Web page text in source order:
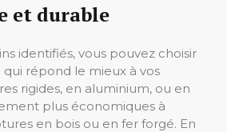
et durable
identifiés, vous pouvez choisir
répond le mieux à vos
rigides, en aluminium, ou en
plus économiques à
en bois ou en fer forgé. En